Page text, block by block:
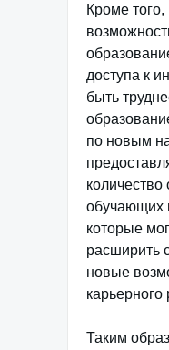
Кроме того,
доступа к
быть
по новым
количество
обучающих
которые
расширить
новые
карьерного
Таким